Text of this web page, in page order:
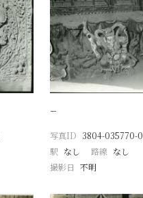
−
写真ID 3804-035770-0
駅 なし 路線 なし
撮影日 不明